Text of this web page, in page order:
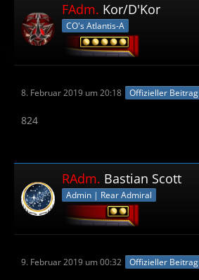
FAdm. Kor/D'Kor
CO's Atlantis-A
8. Februar 2019 um 20:18 Offizieller Beitrag
824
RAdm. Bastian Scott
Admin | Rear Admiral
9. Februar 2019 um 00:32 Offizieller Beitrag